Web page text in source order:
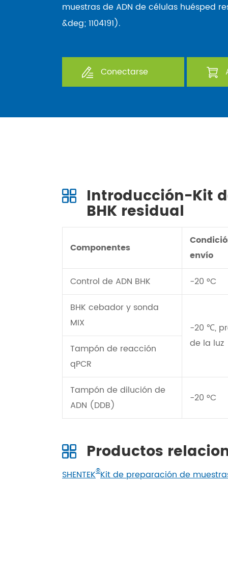
muestras de ADN de células huésped
&deg; 1104191).
Conectarse
Introducción-Kit
BHK residual
Componentes
envío
Control de ADN BHK
-20 °C
BHK cebador y sonda
MIX
-20 ℃,
de la luz
Tampón de reacción
qPCR
Tampón de dilución de
ADN (DDB)
-20 °C
Productos
SHENTEK®Kit de preparación de